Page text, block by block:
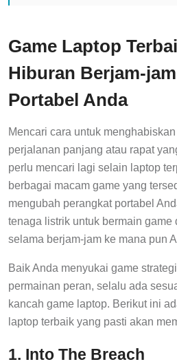
Game Laptop
Hiburan Berjam-
Portabel Anda
Mencari cara untuk
perjalanan panjang atau rapat
perlu mencari lagi selain laptop
berbagai macam game yang
mengubah perangkat portabel
tenaga listrik untuk bermain game
selama berjam-jam ke mana pun
Baik Anda menyukai game
permainan peran, selalu ada
kancah game laptop. Berikut ini
laptop terbaik yang pasti akan
1. Into The Breach